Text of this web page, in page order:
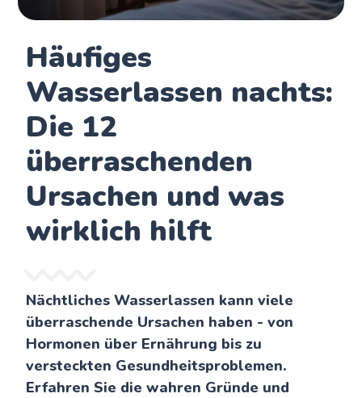
Häufiges
Wasserlassen nachts:
Die 12
überraschenden
Ursachen und was
wirklich hilft
Nächtliches Wasserlassen kann viele
überraschende Ursachen haben - von
Hormonen über Ernährung bis zu
versteckten Gesundheitsproblemen.
Erfahren Sie die wahren Gründe und